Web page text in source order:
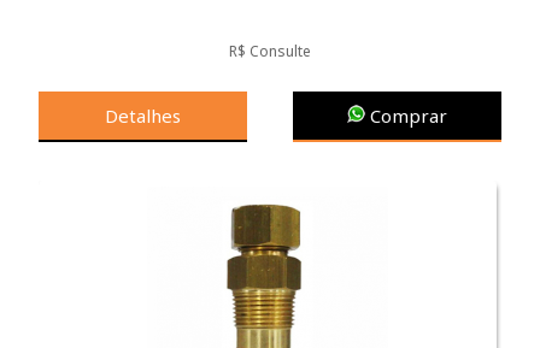
R$ Consulte
Detalhes Comprar